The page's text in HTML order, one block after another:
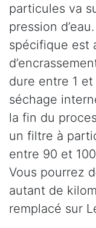
particules va
pression
spécifique est
dure entre 1
séchage
la fin du
un filtre à
entre 90 et
Vous pourrez
autant de
remplacé sur